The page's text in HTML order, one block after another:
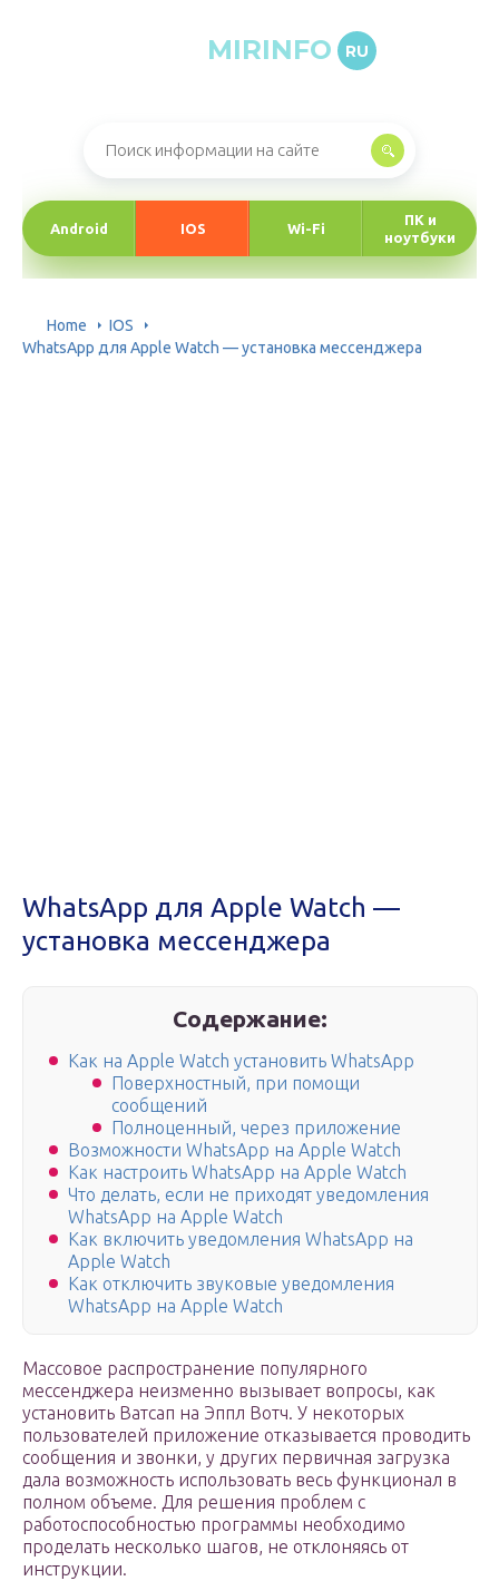
MIRINFO RU
Android IOS Wi-Fi
ПК и
ноутбуки
Home
IOS
WhatsApp для Apple Watch — установка мессенджера
WhatsApp для Apple Watch —
установка мессенджера
Содержание:
Как на Apple Watch установить WhatsApp
Поверхностный, при помощи
сообщений
Полноценный, через приложение
Возможности WhatsApp на Apple Watch
Как настроить WhatsApp на Apple Watch
Что делать, если не приходят уведомления
WhatsApp на Apple Watch
Как включить уведомления WhatsApp на
Apple Watch
Как отключить звуковые уведомления
WhatsApp на Apple Watch
Массовое распространение популярного
мессенджера неизменно вызывает вопросы, как
установить Ватсап на Эппл Вотч. У некоторых
пользователей приложение отказывается проводить
сообщения и звонки, у других первичная загрузка
дала возможность использовать весь функционал в
полном объеме. Для решения проблем с
работоспособностью программы необходимо
проделать несколько шагов, не отклоняясь от
инструкции.